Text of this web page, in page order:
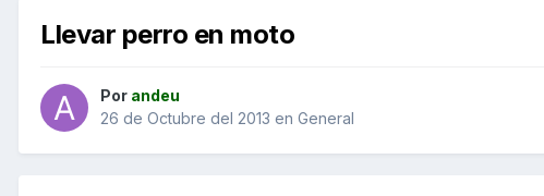
Llevar perro en moto
Por andeu
26 de Octubre del 2013 en General